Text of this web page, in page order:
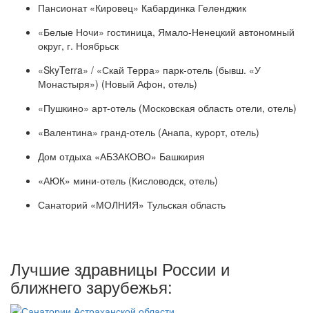
Пансионат «Кировец» Кабардинка Геленджик
«Белые Ночи» гостиница, Ямало-Ненецкий автономный
округ, г. Ноябрьск
«SkyTerra» / «Скай Терра» парк-отель (бывш. «У
Монастыря») (Новый Афон, отель)
«Пушкино» арт-отель (Московская область отели, отель)
«Валентина» гранд-отель (Анапа, курорт, отель)
Дом отдыха «АБЗАКОВО» Башкирия
«АЮК» мини-отель (Кисловодск, отель)
Санаторий «МОЛНИЯ» Тульская область
Лучшие здравницы России и
ближнего зарубежья: